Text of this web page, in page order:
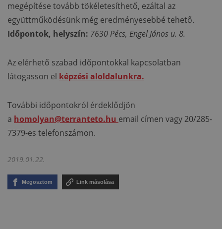
megépítése tovább tökéletesíthető, ezáltal az
együttműködésünk még eredményesebbé tehető.
Időpontok, helyszín: 7630 Pécs, Engel János u. 8.
Az elérhető szabad időpontokkal kapcsolatban
látogasson el képzési aloldalunkra.
További időpontokról érdeklődjön
a homolyan@terranteto.hu email címen vagy 20/285-
7379-es telefonszámon.
2019.01.22.
Megosztom Link másolása